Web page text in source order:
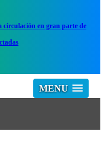
circulación en gran parte de
MENU